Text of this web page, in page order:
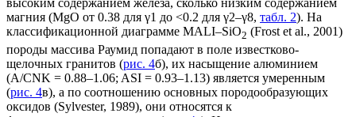
высоким содержанием железа, сколько низким содержанием
магния (MgO от 0.38 для γ1 до <0.2 для γ2–γ8, табл. 2). На
классификационной диаграмме MALI–SiO2 (Frost et al., 2001)
породы массива Раумид попадают в поле известково-
щелочных гранитов (рис. 4б), их насыщение алюминием
(A/CNK = 0.88–1.06; ASI = 0.93–1.13) является умеренным
(рис. 4в), а по соотношению основных породообразующих
оксидов (Sylvester, 1989), они относятся к